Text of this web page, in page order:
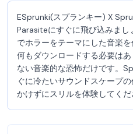
ESprunki(スプランキー) X
Parasiteにすぐに飛び込みまし
でホラーをテーマにした音楽を
何もダウンロードする必要は
ない音楽的な恐怖だけです。
ぐに冷たいサウンドスケープ
かけずにスリルを体験してくだ